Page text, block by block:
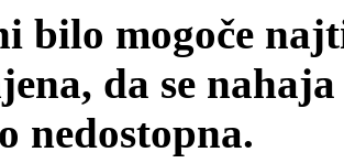
bilo mogoče
da se
nedostopna.